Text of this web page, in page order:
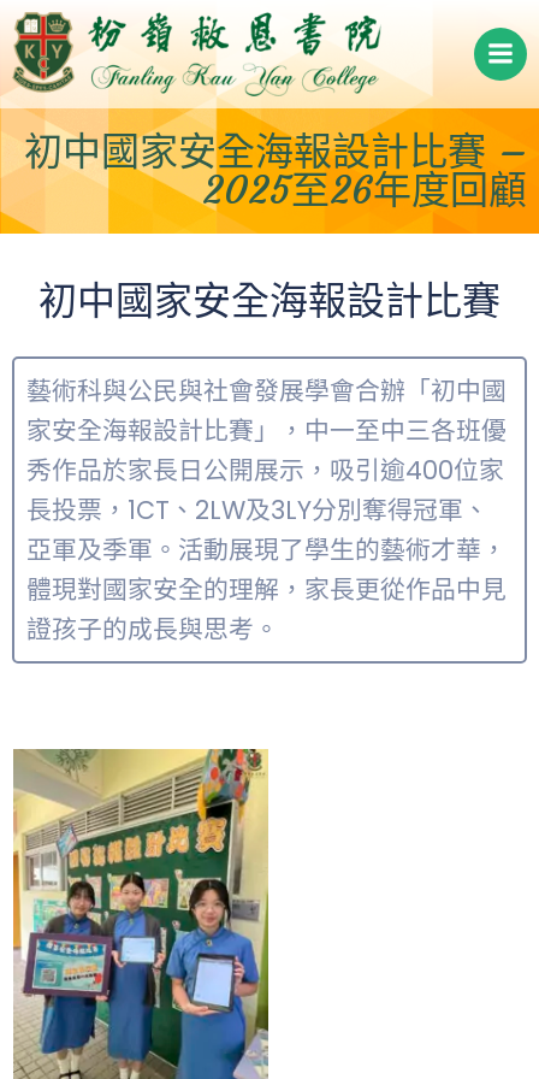
Skip
to
content
初中國家安全海報設計比賽 –
2025至26年度回顧
初中國家安全海報設計比賽
藝術科與公民與社會發展學會合辦「初中國
家安全海報設計比賽」，中一至中三各班優
秀作品於家長日公開展示，吸引逾400位家
長投票，1CT、2LW及3LY分別奪得冠軍、
亞軍及季軍。活動展現了學生的藝術才華，
體現對國家安全的理解，家長更從作品中見
證孩子的成長與思考。